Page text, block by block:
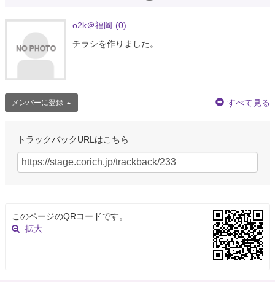
o2k＠福岡 (0)
チラシを作りました。
メンバーに登録 すべて見る
トラックバックURLはこちら
このページのQRコードです。
拡大